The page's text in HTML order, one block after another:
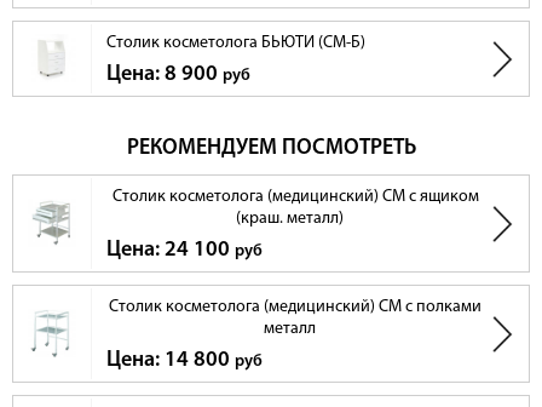
Столик косметолога БЬЮТИ (СМ-Б)
Цена: 8 900 руб
РЕКОМЕНДУЕМ ПОСМОТРЕТЬ
Столик косметолога (медицинский) СМ с ящиком
(краш. металл)
Цена: 24 100 руб
Столик косметолога (медицинский) СМ с полками
металл
Цена: 14 800 руб